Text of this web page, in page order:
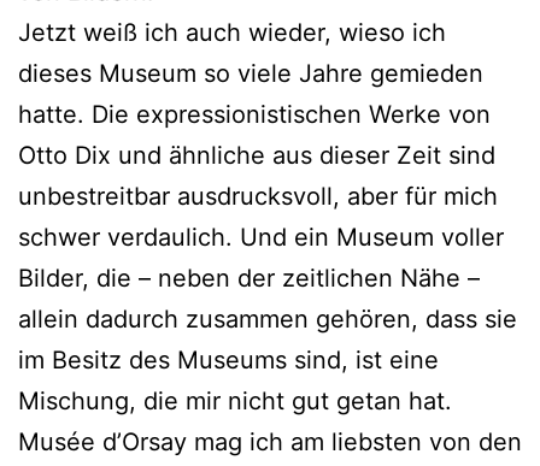
Jetzt weiß ich auch wieder, wieso ich
dieses Museum so viele Jahre gemieden
hatte. Die expressionistischen Werke von
Otto Dix und ähnliche aus dieser Zeit sind
unbestreitbar ausdrucksvoll, aber für mich
schwer verdaulich. Und ein Museum voller
Bilder, die – neben der zeitlichen Nähe –
allein dadurch zusammen gehören, dass sie
im Besitz des Museums sind, ist eine
Mischung, die mir nicht gut getan hat.
Musée d’Orsay mag ich am liebsten von den